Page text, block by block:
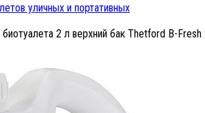
уличных и портативных
2 л верхний бак Thetford B-